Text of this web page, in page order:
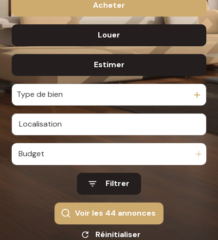
Acheter
Louer
Estimer
Type de bien
Budget
Filtrer
Voir les 44 annonces
Réinitialiser